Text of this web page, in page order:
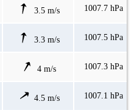
3.5 m/s 1007.7 hPa
3.3 m/s 1007.5 hPa
4 m/s 1007.3 hPa
4.5 m/s 1007.1 hPa